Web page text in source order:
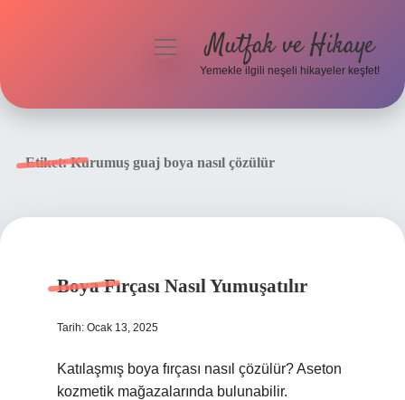
menüyüMutfak ve Hikaye
Yemekle ilgili neşeli hikayeler keşfet!
Etiket:Kurumuş guaj boya nasıl çözülür
Boya Fırçası Nasıl Yumuşatılır
Tarih: Ocak 13, 2025
Katılaşmış boya fırçası nasıl çözülür? Aseton
kozmetik mağazalarında bulunabilir.